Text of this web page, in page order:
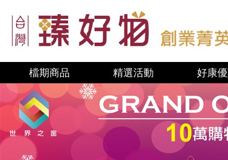
檔期商品 精選活動 好康